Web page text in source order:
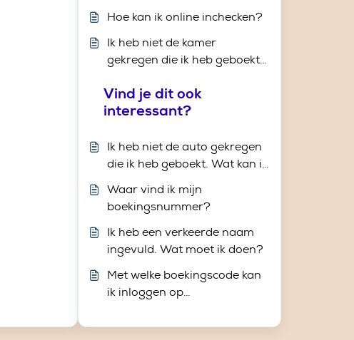
Hoe kan ik online inchecken?
Ik heb niet de kamer
gekregen die ik heb geboekt.
Vind je dit ook
interessant?
Ik heb niet de auto gekregen
die ik heb geboekt. Wat kan ik
Waar vind ik mijn
boekingsnummer?
Ik heb een verkeerde naam
ingevuld. Wat moet ik doen?
Met welke boekingscode kan
ik inloggen op